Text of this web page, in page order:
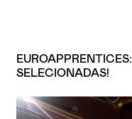
SELECIONADAS!